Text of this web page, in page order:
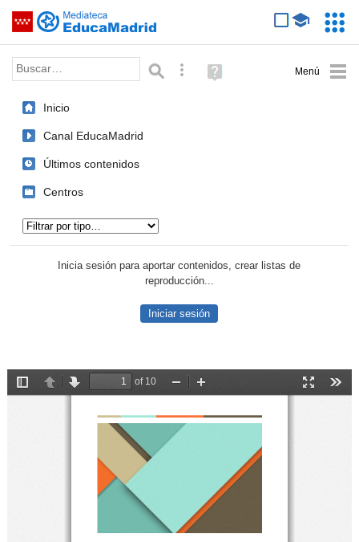
Saltar navegación
Palabra o frase: Búsqueda avanzada
Ayuda
(en
Inicio
Canal EducaMadrid
Últimos contenidos
Centros
Inicia sesión para aportar contenidos, crear listas de
reproducción...
Iniciar sesión